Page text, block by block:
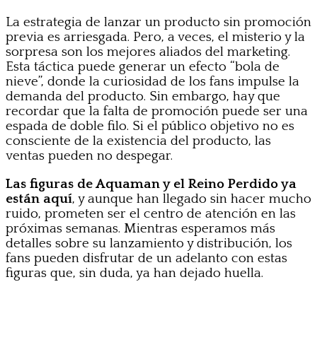
La estrategia de lanzar un producto sin promoción
previa es arriesgada. Pero, a veces, el misterio y la
sorpresa son los mejores aliados del marketing.
Esta táctica puede generar un efecto “bola de
nieve”, donde la curiosidad de los fans impulse la
demanda del producto. Sin embargo, hay que
recordar que la falta de promoción puede ser una
espada de doble filo. Si el público objetivo no es
consciente de la existencia del producto, las
ventas pueden no despegar.
Las figuras de Aquaman y el Reino Perdido ya
están aquí, y aunque han llegado sin hacer mucho
ruido, prometen ser el centro de atención en las
próximas semanas. Mientras esperamos más
detalles sobre su lanzamiento y distribución, los
fans pueden disfrutar de un adelanto con estas
figuras que, sin duda, ya han dejado huella.